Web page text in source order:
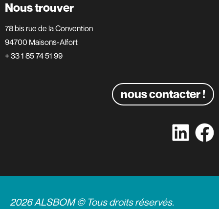
Nous trouver
78 bis rue de la Convention
94700 Maisons-Alfort
+ 33 1 85 74 51 99
nous contacter !
2026 ALSBOM © Tous droits réservés.